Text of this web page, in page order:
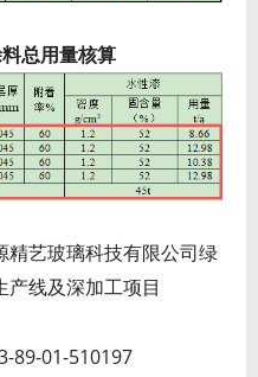
总用量核算
艺玻璃科技有限公司绿
线及深加工项目
01-510197